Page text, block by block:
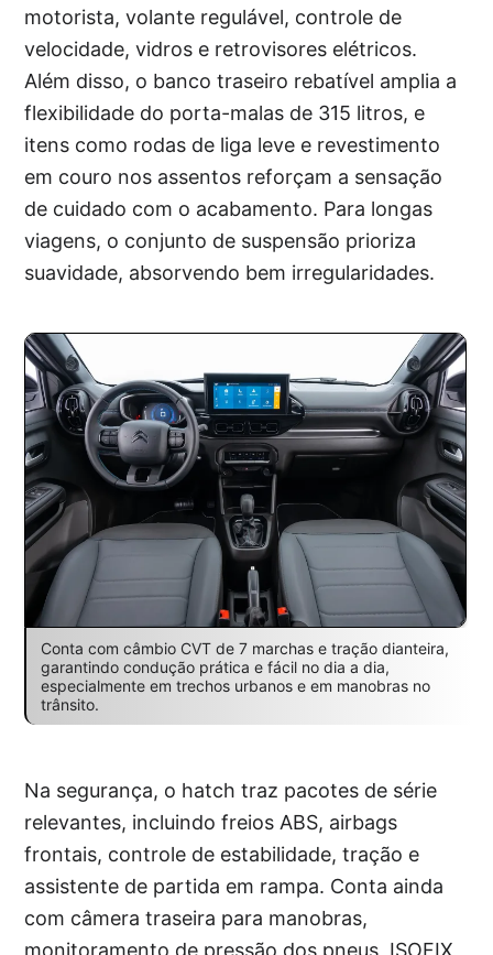
motorista, volante regulável, controle de
velocidade, vidros e retrovisores elétricos.
Além disso, o banco traseiro rebatível amplia a
flexibilidade do porta-malas de 315 litros, e
itens como rodas de liga leve e revestimento
em couro nos assentos reforçam a sensação
de cuidado com o acabamento. Para longas
viagens, o conjunto de suspensão prioriza
suavidade, absorvendo bem irregularidades.
Conta com câmbio CVT de 7 marchas e tração dianteira,
garantindo condução prática e fácil no dia a dia,
especialmente em trechos urbanos e em manobras no
trânsito.
Na segurança, o hatch traz pacotes de série
relevantes, incluindo freios ABS, airbags
frontais, controle de estabilidade, tração e
assistente de partida em rampa. Conta ainda
com câmera traseira para manobras,
monitoramento de pressão dos pneus, ISOFIX